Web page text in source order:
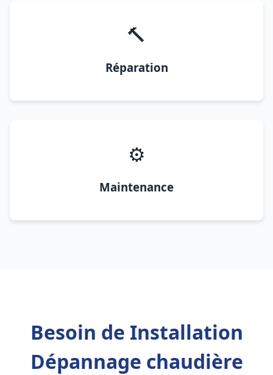
🔨
Réparation
⚙️
Maintenance
Besoin de Installation
Dépannage chaudière